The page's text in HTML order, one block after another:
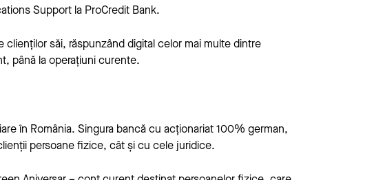
Support la ProCredit Bank.
săi, răspunzând digital celor mai multe dintre
până la operațiuni curente.
în România. Singura bancă cu acționariat 100% german,
persoane fizice, cât și cu cele juridice.